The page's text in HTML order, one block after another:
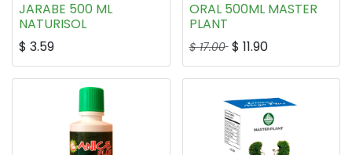
JARABE 500 ML
NATURISOL
$ 3.59
ORAL 500ML MASTER
PLANT
$17.00 $ 11.90